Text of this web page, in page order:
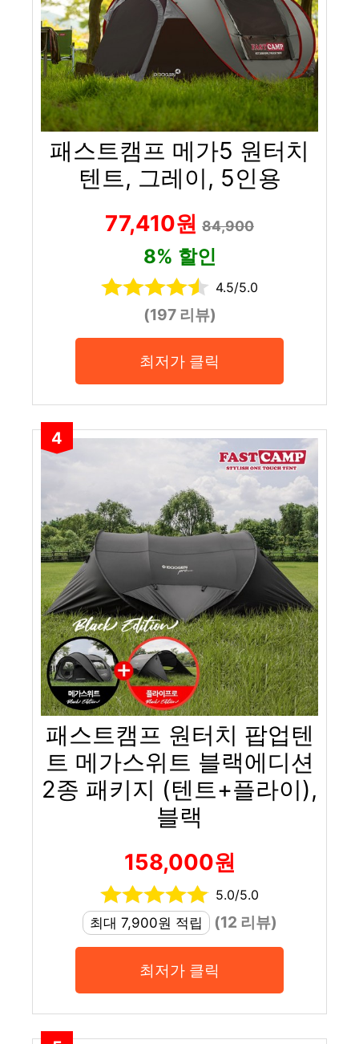
패스트캠프 메가5 원터치
텐트, 그레이, 5인용
77,410원 84,900
8% 할인
4.5/5.0
(197 리뷰)
최저가 클릭
4
패스트캠프 원터치 팝업텐
트 메가스위트 블랙에디션
2종 패키지 (텐트+플라이),
블랙
158,000원
5.0/5.0
최대 7,900원 적립
(12 리뷰)
최저가 클릭